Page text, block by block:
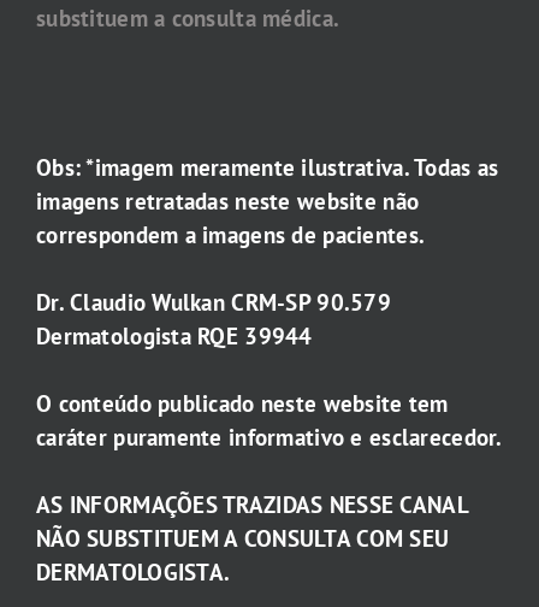
substituem a consulta médica.
Obs: *imagem meramente ilustrativa. Todas as
imagens retratadas neste website não
correspondem a imagens de pacientes.
Dr. Claudio Wulkan CRM-SP 90.579
Dermatologista RQE 39944
O conteúdo publicado neste website tem
caráter puramente informativo e esclarecedor.
AS INFORMAÇÕES TRAZIDAS NESSE CANAL
NÃO SUBSTITUEM A CONSULTA COM SEU
DERMATOLOGISTA.